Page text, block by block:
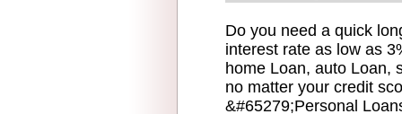
Do you need a quick
interest rate as low as
home Loan, auto Loan,
no matter your credit
&#65279;Personal